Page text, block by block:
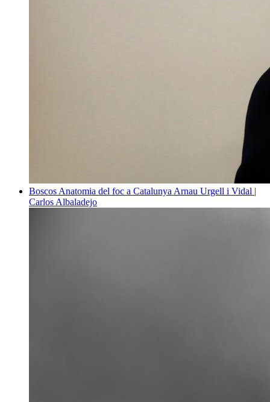
Boscos Anatomia del foc a Catalunya Arnau Urgell i Vidal |
Carlos Albaladejo